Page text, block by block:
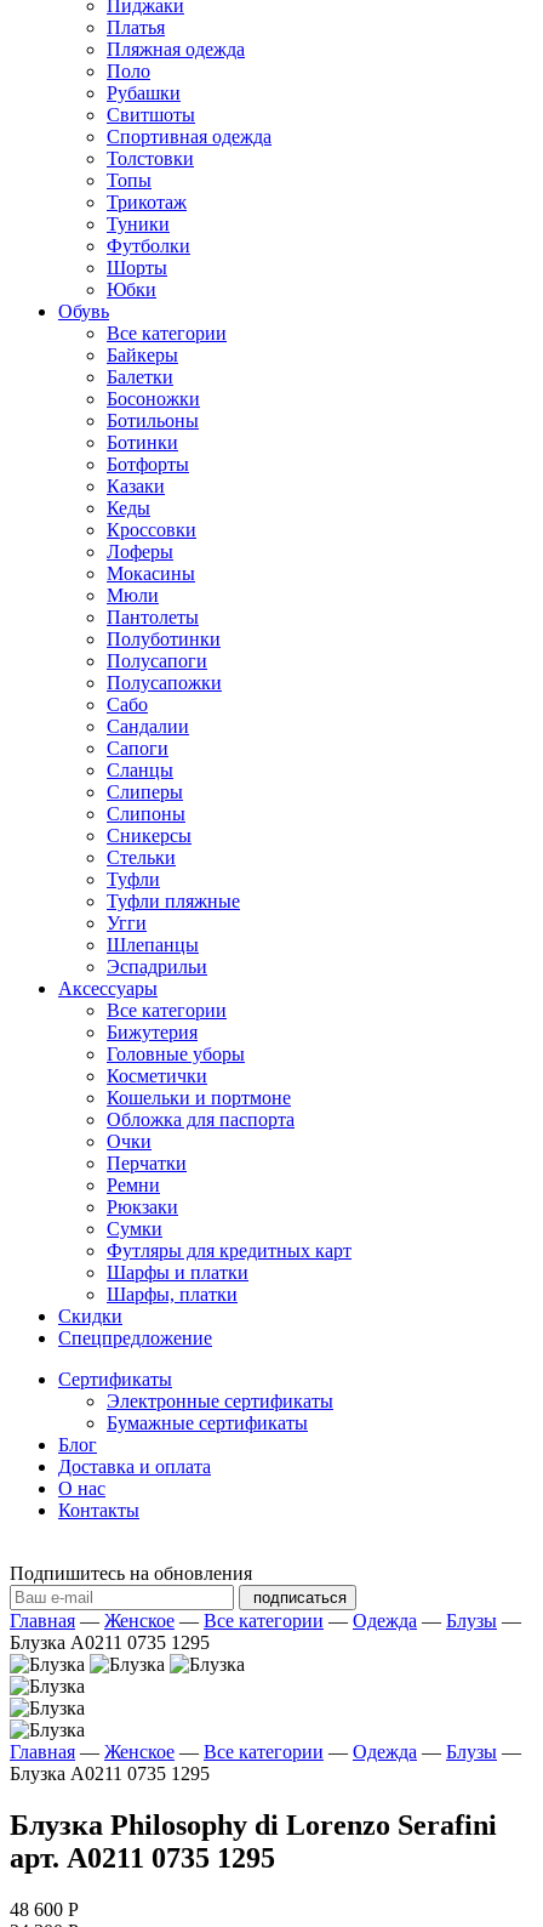
Пиджаки
Платья
Пляжная одежда
Поло
Рубашки
Свитшоты
Спортивная одежда
Толстовки
Топы
Трикотаж
Туники
Футболки
Шорты
Юбки
Обувь
Все категории
Байкеры
Балетки
Босоножки
Ботильоны
Ботинки
Ботфорты
Казаки
Кеды
Кроссовки
Лоферы
Мокасины
Мюли
Пантолеты
Полуботинки
Полусапоги
Полусапожки
Сабо
Сандалии
Сапоги
Сланцы
Слиперы
Слипоны
Сникерсы
Стельки
Туфли
Туфли пляжные
Угги
Шлепанцы
Эспадрильи
Аксессуары
Все категории
Бижутерия
Головные уборы
Косметички
Кошельки и портмоне
Обложка для паспорта
Очки
Перчатки
Ремни
Рюкзаки
Сумки
Футляры для кредитных карт
Шарфы и платки
Шарфы, платки
Скидки
Спецпредложение
Сертификаты
Электронные сертификаты
Бумажные сертификаты
Блог
Доставка и оплата
О нас
Контакты
Подпишитесь на обновления
подписаться
Главная — Женское — Все категории — Одежда — Блузы —
Блузка A0211 0735 1295
Главная — Женское — Все категории — Одежда — Блузы —
Блузка A0211 0735 1295
Блузка Philosophy di Lorenzo Serafini
арт. A0211 0735 1295
48 600 Р